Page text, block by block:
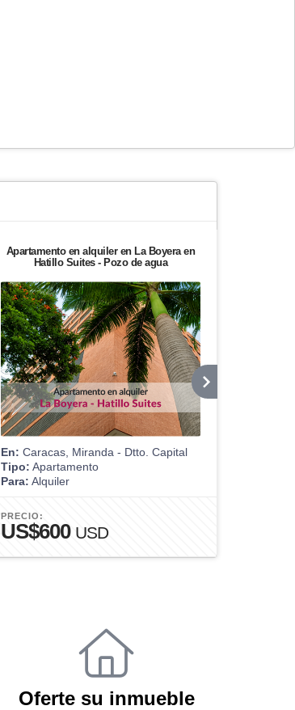
Apartamento en alquiler en La Boyera en
Hatillo Suites - Pozo de agua
En: Caracas, Miranda - Dtto. Capital
Tipo: Apartamento
Para: Alquiler
PRECIO:
US$600 USD
Oferte su inmueble